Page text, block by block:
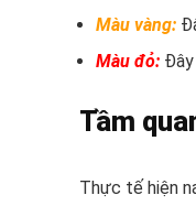
Màu vàng:
Màu đỏ:
Tầm
Thực tế hiện